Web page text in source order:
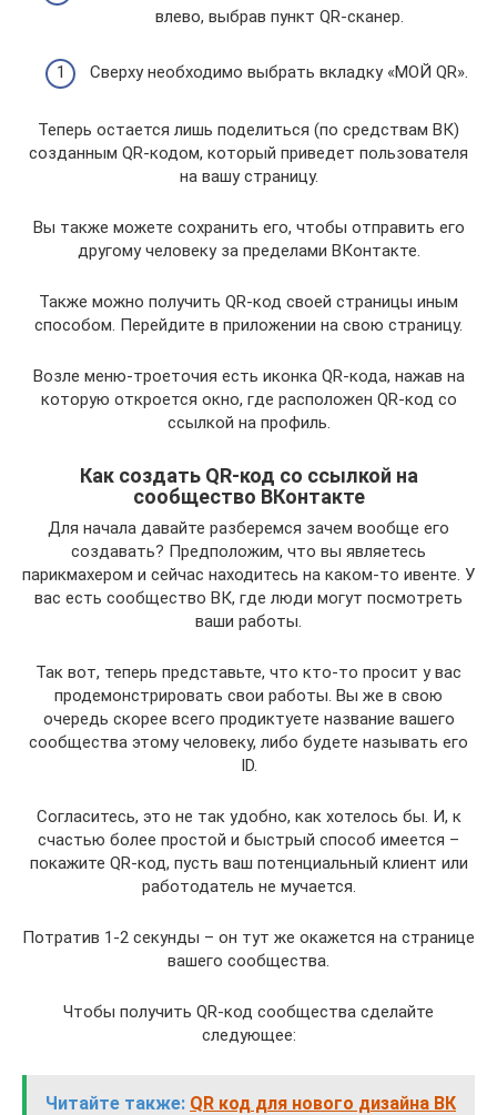
влево, выбрав пункт QR-сканер.
Сверху необходимо выбрать вкладку «МОЙ QR».
Теперь остается лишь поделиться (по средствам ВК)
созданным QR-кодом, который приведет пользователя
на вашу страницу.
Вы также можете сохранить его, чтобы отправить его
другому человеку за пределами ВКонтакте.
Также можно получить QR-код своей страницы иным
способом. Перейдите в приложении на свою страницу.
Возле меню-троеточия есть иконка QR-кода, нажав на
которую откроется окно, где расположен QR-код со
ссылкой на профиль.
Как создать QR-код со ссылкой на
сообщество ВКонтакте
Для начала давайте разберемся зачем вообще его
создавать? Предположим, что вы являетесь
парикмахером и сейчас находитесь на каком-то ивенте. У
вас есть сообщество ВК, где люди могут посмотреть
ваши работы.
Так вот, теперь представьте, что кто-то просит у вас
продемонстрировать свои работы. Вы же в свою
очередь скорее всего продиктуете название вашего
сообщества этому человеку, либо будете называть его
ID.
Согласитесь, это не так удобно, как хотелось бы. И, к
счастью более простой и быстрый способ имеется –
покажите QR-код, пусть ваш потенциальный клиент или
работодатель не мучается.
Потратив 1-2 секунды – он тут же окажется на странице
вашего сообщества.
Чтобы получить QR-код сообщества сделайте
следующее:
Читайте также: QR код для нового дизайна ВК